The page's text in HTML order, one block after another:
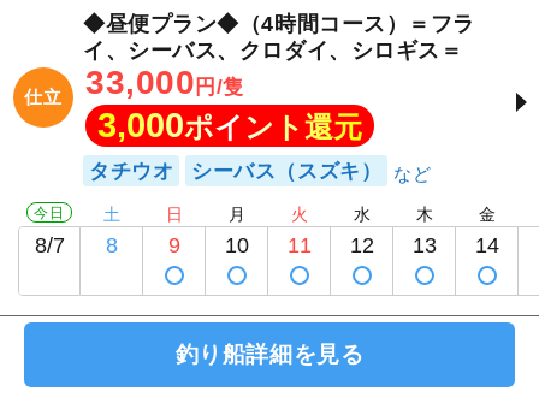
仕立
◆昼便プラン◆（4時間コース）＝フラ
イ、シーバス、クロダイ、シロギス＝
33,000 円/隻
3,000ポイント還元
タチウオ シーバス（スズキ）
今日
8/7
土
8
日
9
月
10
火
11
水
12
木
13
金
14
釣り船詳細を見る